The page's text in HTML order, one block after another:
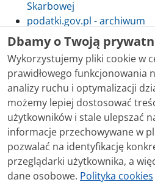
Skarbowej
podatki.gov.pl - archiwum
Skontaktuj się z nami
Treści zamieszczone w serwisie
bezpłatnie. Korzystanie z
serwisie podatki.gov.pl,
korzystania, nie wymaga zgody
Treści znaczone w serwisie jako
Dbamy o Twoją
Wykorzystujemy pliki cookie w
prawidłowego funkcjonowania
analizy ruchu i optymalizacji
możemy lepiej dostosować
użytkowników i stale ulepszać
informacje przechowywane w
pozwalać na identyfikację
przeglądarki użytkownika, a
dane osobowe. Polityka cookies